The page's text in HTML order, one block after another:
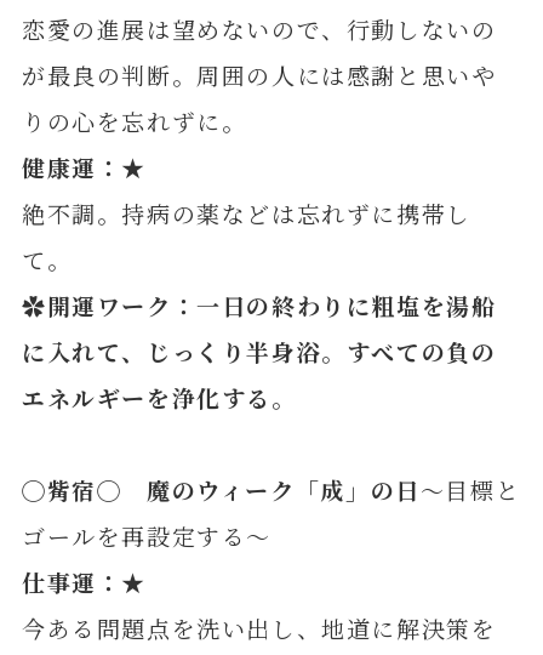
恋愛の進展は望めないので、行動しないの
が最良の判断。周囲の人には感謝と思いや
りの心を忘れずに。
健康運：★
絶不調。持病の薬などは忘れずに携帯し
て。
✿開運ワーク：一日の終わりに粗塩を湯船
に入れて、じっくり半身浴。すべての負の
エネルギーを浄化する。
◯觜宿◯ 魔のウィーク「成」の日～目標と
ゴールを再設定する～
仕事運：★
今ある問題点を洗い出し、地道に解決策を